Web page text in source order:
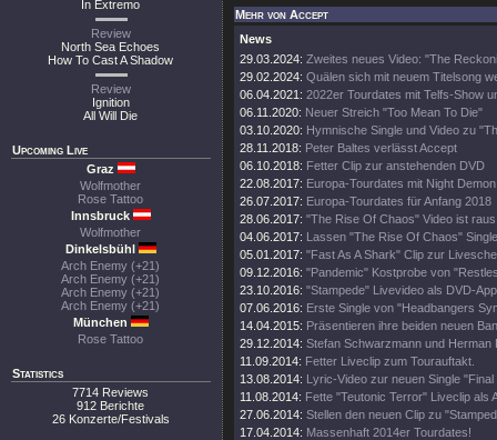
In Extremo
Review
North Sea Echoes
How To Cast A Shadow
Review
Ignition
All Will Die
Upcoming Live
Graz
Wolfmother
Rose Tattoo
Innsbruck
Wolfmother
Dinkelsbühl
Arch Enemy (+21)
Arch Enemy (+21)
Arch Enemy (+21)
Arch Enemy (+21)
München
Rose Tattoo
Statistics
7714 Reviews
912 Berichte
26 Konzerte/Festivals
Mehr von Accept
News
29.03.2024: Zweites neues Video: "The
29.02.2024: Quälen sich mit neuem Titelsong
06.04.2021: 2022er Tourdates mit Telfs-Show
06.11.2020: Neuer Streich "Too Mean To Die"
03.10.2020: Hymnische Single und Video zu
28.11.2018: Peter Baltes verlässt Accept
06.10.2018: Fetter Clip zur anstehenden DVD
22.08.2017: Europa-Tourdates mit Night Demon
26.07.2017: Europa-Tourdates für Anfang 2018
28.06.2017: "The Rise Of Chaos" Video ist
04.06.2017: Lassen "The Rise Of Chaos"
05.01.2017: "Fast As A Shark" Clip zur
09.12.2016: "Pandemic" Kostprobe von
23.10.2016: "Stampede" Livevideo als DVD-
07.06.2016: Erste Single von "Headbangers
14.04.2015: Präsentieren ihre beiden neuen
29.12.2014: Stefan Schwarzmann und Herman
11.09.2014: Fetter Liveclip zum Tourauftakt.
13.08.2014: Lyric-Video zur neuen Single
11.08.2014: Fette "Teutonic Terror" Liveclip als
27.06.2014: Stellen den neuen Clip zu
17.04.2014: Massenhaft 2014er Tourdates!